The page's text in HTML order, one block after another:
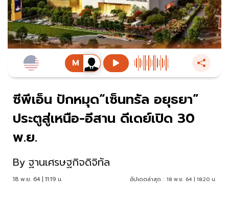
ซีพีเอ็น ปักหมุด“เซ็นทรัล อยุธยา”
ประตูสู่เหนือ-อีสาน ดีเดย์เปิด 30
พ.ย.
By ฐานเศรษฐกิจดิจิทัล
18 พ.ย. 64 | 11:19 น. อัปเดตล่าสุด : 18 พ.ย. 64 | 18:20 น.